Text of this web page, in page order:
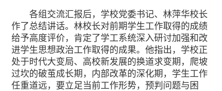
各组交流汇报后，学校党委书记、林萍华校长
作了总结讲话。林校长对前期学生工作取得的成绩
给予高度评价，肯定了学工系统深入研讨加强和改
进学生思想政治工作取得的成果。他指出，学校正
处于时代大变局、高校新发展的换道求变期，爬坡
过坎的破茧成长期，内部改革的深化期，学生工作
任重道远，要立足当前工作形势，预判问题与困